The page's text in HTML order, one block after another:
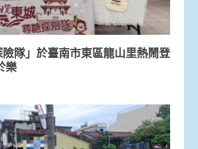
隊」於臺南市東區龍山里熱鬧登
樂